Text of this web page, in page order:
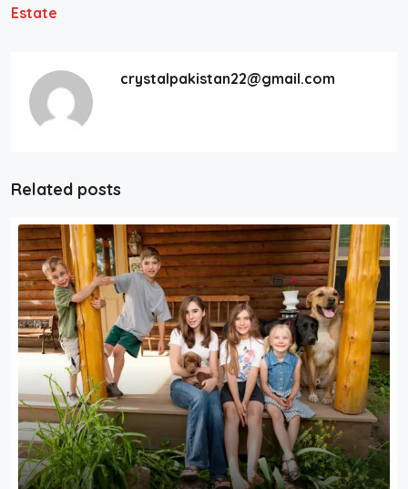
Estate
crystalpakistan22@gmail.com
Related posts